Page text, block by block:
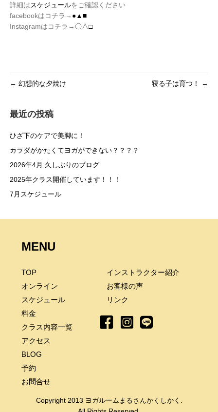
詳細はスケジュールをご確認ください
facebookはコチラ→ ●▲■
Instagramはコチラ→ 〇△□
← 幻想的な夕焼け 寝る子は育つ！ →
最近の投稿
ひざ下のケアで美脚に！
カラダがかたくてヨガができない？？？？
2026年4月 久しぶりのブログ
2025年クラス開催しています！！！
7月スケジュール
MENU
TOP
オンライン
スケジュール
料金
クラス内容一覧
アクセス
BLOG
予約
お問合せ
インストラクター紹介
お客様の声
リンク
Copyright 2013 ヨガルームまるさんかくしかく.